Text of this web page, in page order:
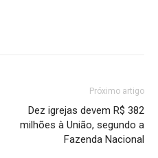
Próximo artigo
Dez igrejas devem R$ 382
milhões à União, segundo a
Fazenda Nacional